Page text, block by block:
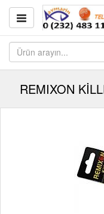
REMIXON